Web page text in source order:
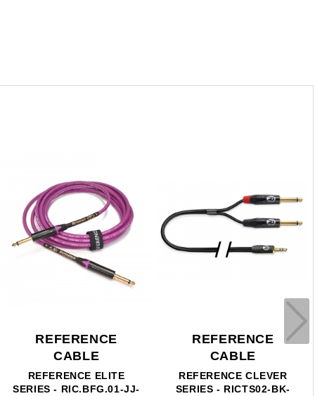
CLEVER
BK-
REFERENCE
REFERENCE CLEVER
SERIES - RICTS02-BK-
REFERENCE
CAVO